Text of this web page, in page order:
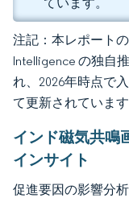
注記：本レポート
Intelligence の独自
れ、2026年時点で
て更新されています
インド磁気共鳴
インサイト
促進要因の影響分析